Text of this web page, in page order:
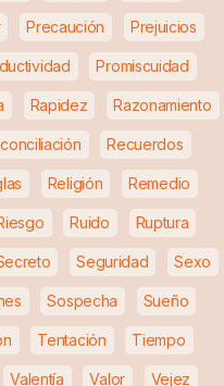
Precaución Prejuicios
Promiscuidad
Rapidez Razonamiento
Recuerdos
Religión Remedio
Ruido Ruptura
Seguridad Sexo
Sospecha Sueño
Tentación Tiempo
Valentía Valor Vejez